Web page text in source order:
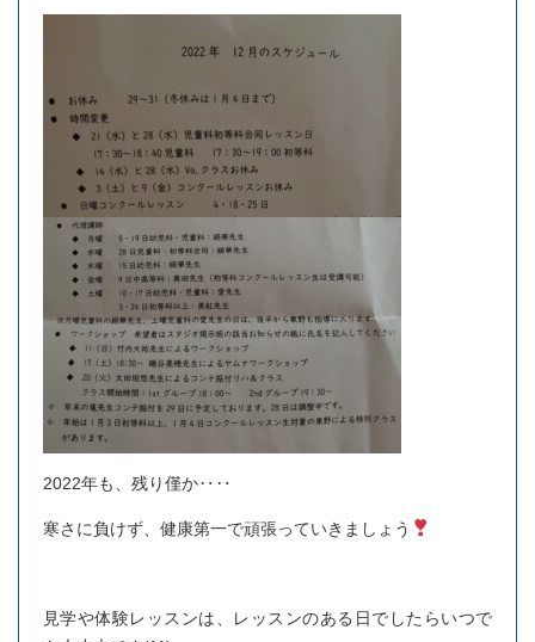
2022年も、残り僅か‥‥
寒さに負けず、健康第一で頑張っていきましょう
見学や体験レッスンは、レッスンのある日でしたらいつで